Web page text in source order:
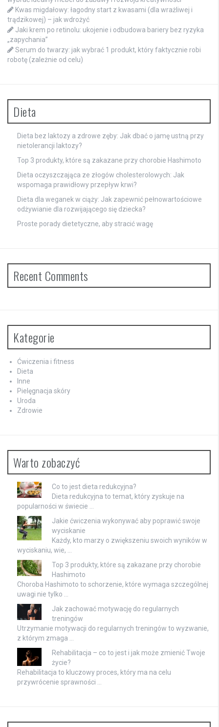
Kwas migdałowy: łagodny start z kwasami (dla wrażliwej i
trądzikowej) – jak wdrożyć
Jaki krem po retinolu: ukojenie i odbudowa bariery bez ryzyka
„zapychania”
Serum do twarzy: jak wybrać 1 produkt, który faktycznie robi
robotę (zależnie od celu)
Dieta
Dieta bez laktozy a zdrowe zęby: Jak dbać o jamę ustną przy
nietolerancji laktozy?
Top 3 produkty, które są zakazane przy chorobie Hashimoto
Dieta oczyszczająca ze złogów cholesterolowych: Jak
wspomaga prawidłowy przepływ krwi?
Dieta dla weganek w ciąży: Jak zapewnić pełnowartościowe
odżywianie dla rozwijającego się dziecka?
Proste porady dietetyczne, aby stracić wagę
Recent Comments
Kategorie
Ćwiczenia i fitness
Dieta
Inne
Pielęgnacja skóry
Uroda
Zdrowie
Warto zobaczyć
Co to jest dieta redukcyjna?
Dieta redukcyjna to temat, który zyskuje na
popularności w świecie …
Jakie ćwiczenia wykonywać aby poprawić swoje
wyciskanie
Każdy, kto marzy o zwiększeniu swoich wyników w
wyciskaniu, wie, …
Top 3 produkty, które są zakazane przy chorobie
Hashimoto
Choroba Hashimoto to schorzenie, które wymaga szczególnej
uwagi nie tylko …
Jak zachować motywację do regularnych
treningów
Utrzymanie motywacji do regularnych treningów to wyzwanie,
z którym zmaga …
Rehabilitacja – co to jest i jak może zmienić Twoje
życie?
Rehabilitacja to kluczowy proces, który ma na celu
przywrócenie sprawności …